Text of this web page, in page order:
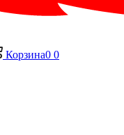
Корзина0 0